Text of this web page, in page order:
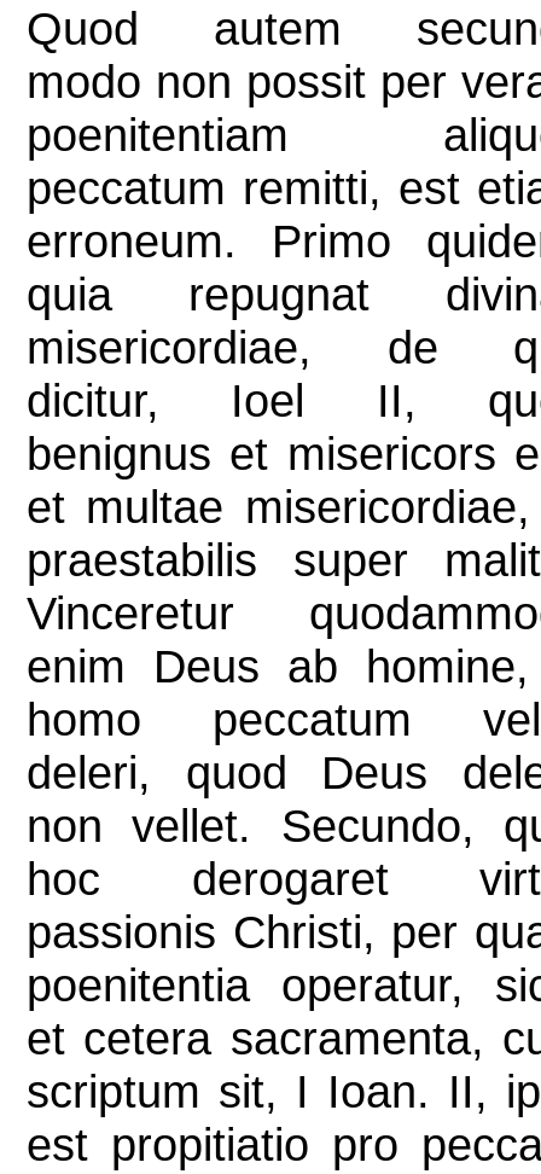
Quod autem
modo non possit per
poenitentiam
peccatum remitti, est
erroneum. Primo
quia repugnat
misericordiae, de
dicitur, Ioel II,
benignus et misericors
et multae
praestabilis super
Vinceretur
enim Deus ab
homo peccatum
deleri, quod Deus
non vellet. Secundo,
hoc derogaret
passionis Christi, per
poenitentia operatur,
et cetera sacramenta,
scriptum sit, I Ioan. II,
est propitiatio pro